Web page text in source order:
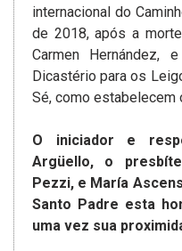
internacional do
de 2018, após a
Carmen Hernández,
Dicastério para os
Sé, como estabelecem
O iniciador e
Argüello, o
Pezzi, e María
Santo Padre esta
uma vez sua